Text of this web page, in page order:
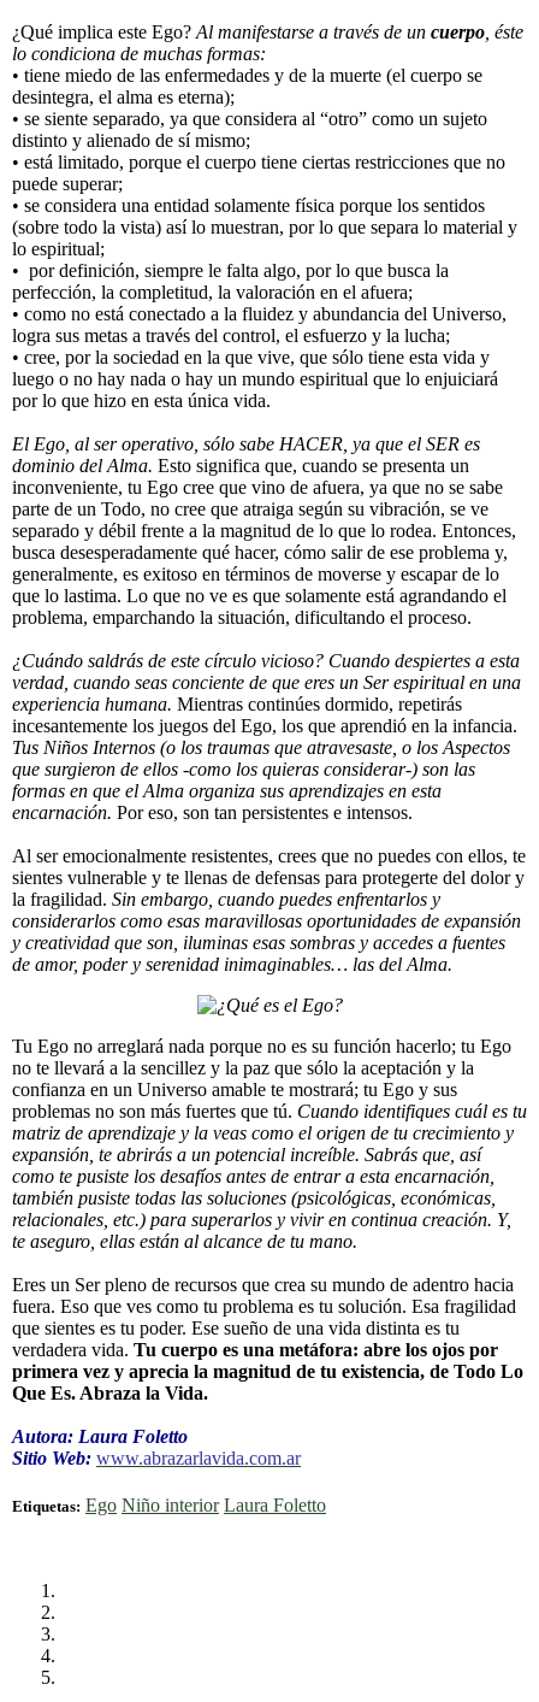
¿Qué implica este Ego? Al manifestarse a través de un cuerpo , éste
lo condiciona de muchas formas:
• tiene miedo de las enfermedades y de la muerte (el cuerpo se
desintegra, el alma es eterna);
• se siente separado, ya que considera al “otro” como un sujeto
distinto y alienado de sí mismo;
• está limitado, porque el cuerpo tiene ciertas restricciones que no
puede superar;
• se considera una entidad solamente física porque los sentidos
(sobre todo la vista) así lo muestran, por lo que separa lo material y
lo espiritual;
• por definición, siempre le falta algo, por lo que busca la
perfección, la completitud, la valoración en el afuera;
• como no está conectado a la fluidez y abundancia del Universo,
logra sus metas a través del control, el esfuerzo y la lucha;
• cree, por la sociedad en la que vive, que sólo tiene esta vida y
luego o no hay nada o hay un mundo espiritual que lo enjuiciará
por lo que hizo en esta única vida.
El Ego, al ser operativo, sólo sabe HACER, ya que el SER es
dominio del Alma. Esto significa que, cuando se presenta un
inconveniente, tu Ego cree que vino de afuera, ya que no se sabe
parte de un Todo, no cree que atraiga según su vibración, se ve
separado y débil frente a la magnitud de lo que lo rodea. Entonces,
busca desesperadamente qué hacer, cómo salir de ese problema y,
generalmente, es exitoso en términos de moverse y escapar de lo
que lo lastima. Lo que no ve es que solamente está agrandando el
problema, emparchando la situación, dificultando el proceso.
¿Cuándo saldrás de este círculo vicioso? Cuando despiertes a esta
verdad, cuando seas conciente de que eres un Ser espiritual en una
experiencia humana. Mientras continúes dormido, repetirás
incesantemente los juegos del Ego, los que aprendió en la infancia.
Tus Niños Internos (o los traumas que atravesaste, o los Aspectos
que surgieron de ellos -como los quieras considerar-) son las
formas en que el Alma organiza sus aprendizajes en esta
encarnación. Por eso, son tan persistentes e intensos.
Al ser emocionalmente resistentes, crees que no puedes con ellos, te
sientes vulnerable y te llenas de defensas para protegerte del dolor y
la fragilidad. Sin embargo, cuando puedes enfrentarlos y
considerarlos como esas maravillosas oportunidades de expansión
y creatividad que son, iluminas esas sombras y accedes a fuentes
de amor, poder y serenidad inimaginables… las del Alma.
Tu Ego no arreglará nada porque no es su función hacerlo; tu Ego
no te llevará a la sencillez y la paz que sólo la aceptación y la
confianza en un Universo amable te mostrará; tu Ego y sus
problemas no son más fuertes que tú. Cuando identifiques cuál es tu
matriz de aprendizaje y la veas como el origen de tu crecimiento y
expansión, te abrirás a un potencial increíble. Sabrás que, así
como te pusiste los desafíos antes de entrar a esta encarnación,
también pusiste todas las soluciones (psicológicas, económicas,
relacionales, etc.) para superarlos y vivir en continua creación. Y,
te aseguro, ellas están al alcance de tu mano.
Eres un Ser pleno de recursos que crea su mundo de adentro hacia
fuera. Eso que ves como tu problema es tu solución. Esa fragilidad
que sientes es tu poder. Ese sueño de una vida distinta es tu
verdadera vida. Tu cuerpo es una metáfora: abre los ojos por
primera vez y aprecia la magnitud de tu existencia, de Todo Lo
Que Es. Abraza la Vida.
Autora: Laura Foletto
Sitio Web: www.abrazarlavida.com.ar
Etiquetas: Ego Niño interior Laura Foletto